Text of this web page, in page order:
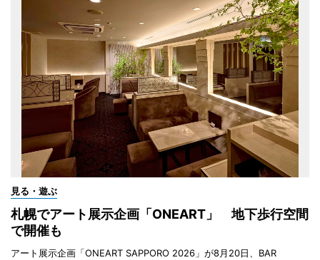
見る・遊ぶ
札幌でアート展示企画「ONEART」 地下歩行空間
で開催も
アート展示企画「ONEART SAPPORO 2026」が8月20日、BAR